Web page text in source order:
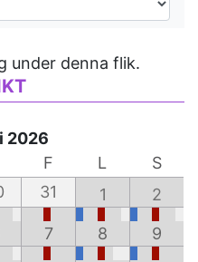
under denna flik.
2026
F L
S
31 1 2
7 8 9